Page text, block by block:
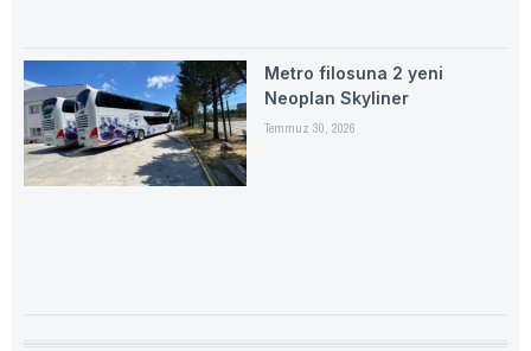
Metro filosuna 2 yeni
Neoplan Skyliner
Temmuz 30, 2026